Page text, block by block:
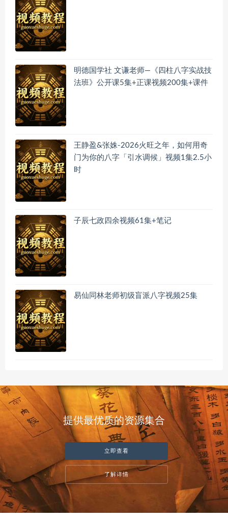
明德国学社 文谦老师—《四柱八字实战技
法班》公开课5集+正课视频200集+课件
王静盈&张姝-2026火旺之年，如何用奇
门为你的八字「引水调候」视频1集2.5小
时
子辰七政四余视频61集+笔记
易仙同林老师初级盲派八字视频25集
提供最优质的资源集合
立即查看
了解详情